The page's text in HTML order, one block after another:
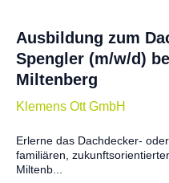
Ausbildung zum
Spengler (m/w/d)
Miltenberg
Klemens Ott GmbH
Erlerne das Dachdecker-
familiären,
Miltenb...